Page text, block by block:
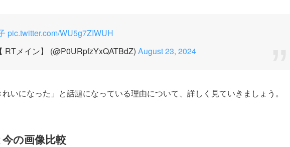
pic.twitter.com/WU5g7ZIWUH
メイン】 (@P0URpfzYxQATBdZ) August 23, 2024
いになった」と話題になっている理由について、詳しく見ていきましょう。
の画像比較